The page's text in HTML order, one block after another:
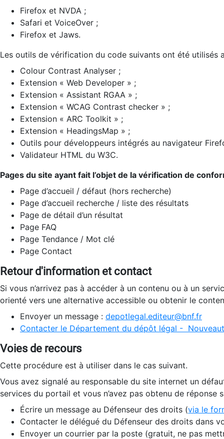
Firefox et NVDA ;
Safari et VoiceOver ;
Firefox et Jaws.
Les outils de vérification du code suivants ont été utilisés
Colour Contrast Analyser ;
Extension « Web Developer » ;
Extension « Assistant RGAA » ;
Extension « WCAG Contrast checker » ;
Extension « ARC Toolkit » ;
Extension « HeadingsMap » ;
Outils pour développeurs intégrés au navigateur
Validateur HTML du W3C.
Pages du site ayant fait l’objet de la vérification de
Page d’accueil / défaut (hors recherche)
Page d’accueil recherche / liste des résultats
Page de détail d’un résultat
Page FAQ
Page Tendance / Mot clé
Page Contact
Retour d'information et contact
Si vous n’arrivez pas à accéder à un contenu ou à un
orienté vers une alternative accessible ou obtenir le
Envoyer un message : depotlegal.editeur@bnf.fr
Contacter le Département du dépôt légal -
Voies de recours
Cette procédure est à utiliser dans le cas suivant.
Vous avez signalé au responsable du site internet un
services du portail et vous n’avez pas obtenu de réponse
Écrire un message au Défenseur des droits (via le
Contacter le délégué du Défenseur des droits dans
Envoyer un courrier par la poste (gratuit, ne pas